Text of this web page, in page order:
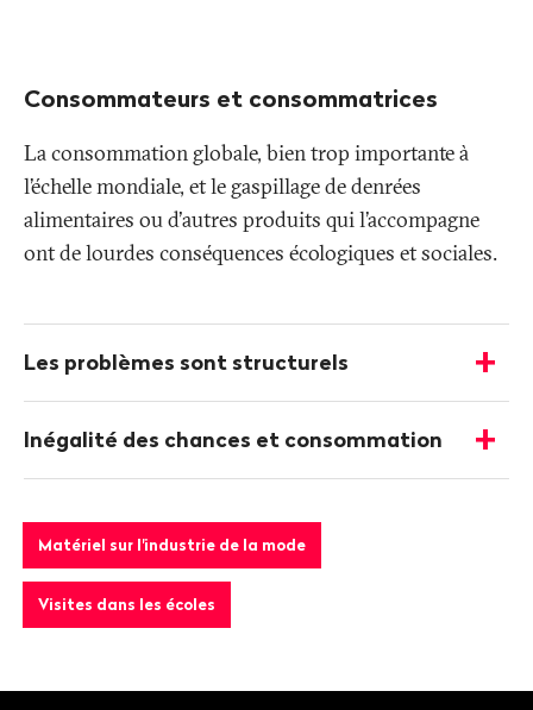
Consommateurs et consommatrices
La consommation globale, bien trop importante à
l’échelle mondiale, et le gaspillage de denrées
alimentaires ou d'autres produits qui l’accompagne
ont de lourdes conséquences écologiques et sociales.
d'informations
Les problèmes sont structurels
-
Afficher
détails
Inégalité des chances et consommation
-
Afficher
détails
Matériel sur l'industrie de la mode
Visites dans les écoles